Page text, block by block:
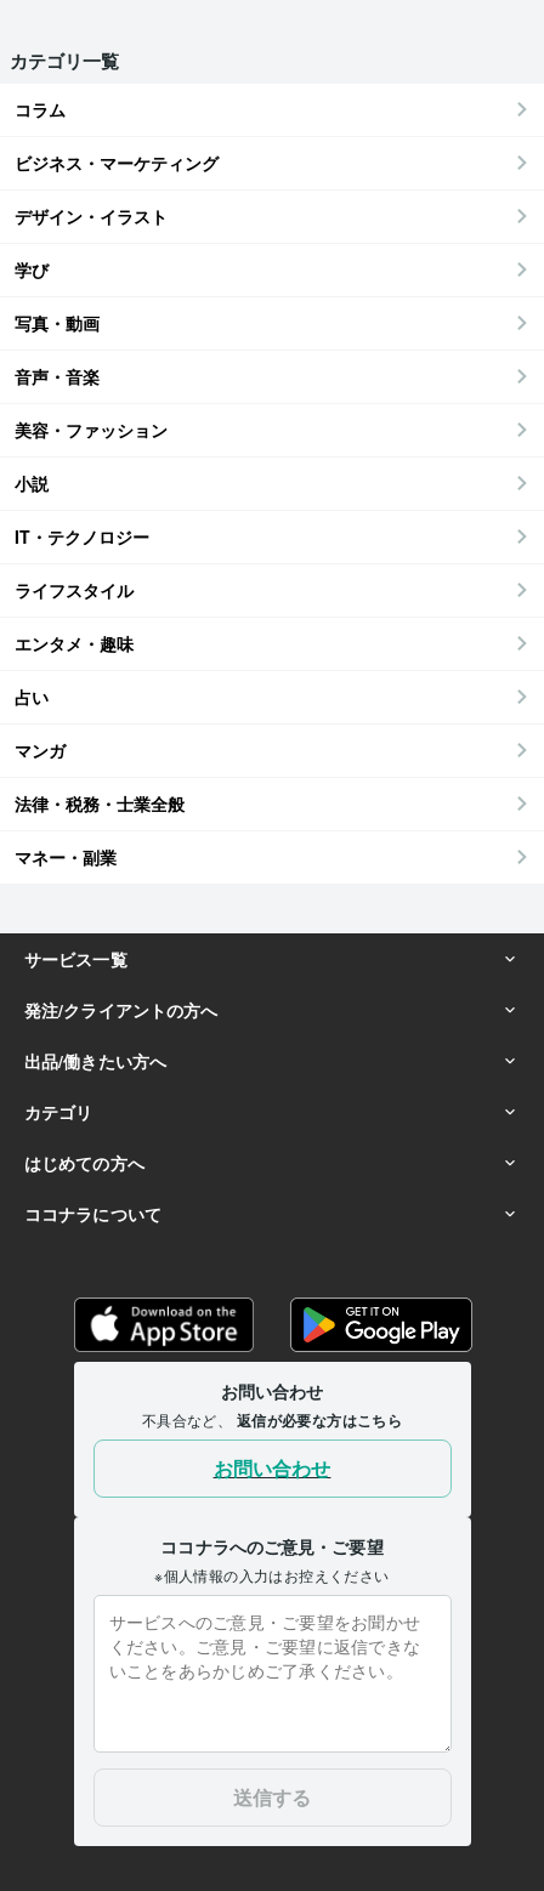
カテゴリ一覧
コラム
ビジネス・マーケティング
デザイン・イラスト
学び
写真・動画
音声・音楽
美容・ファッション
小説
IT・テクノロジー
ライフスタイル
エンタメ・趣味
占い
マンガ
法律・税務・士業全般
マネー・副業